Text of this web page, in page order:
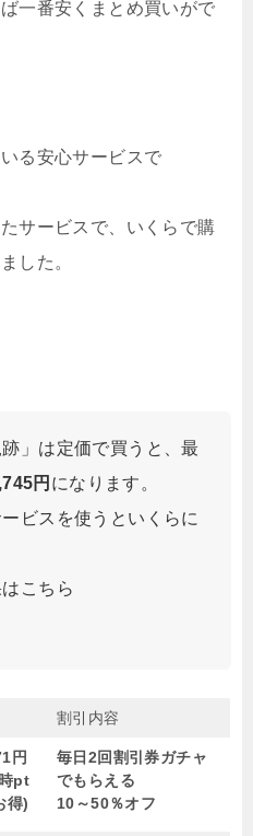
一番安くまとめ買いがで
る安心サービスで
サービスで、いくらで購
した。
」は定価で買うと、最
円 になります。
ビスを使うといくらに
こちら
割引内容
円
pt
得)
毎日2回割引券ガチャ
でもらえる
10～50％オフ